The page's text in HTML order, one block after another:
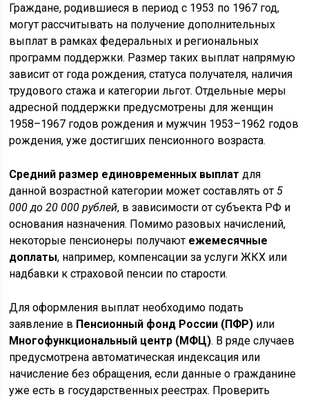
Граждане, родившиеся в период с 1953 по 1967 год,
могут рассчитывать на получение дополнительных
выплат в рамках федеральных и региональных
программ поддержки. Размер таких выплат напрямую
зависит от года рождения, статуса получателя, наличия
трудового стажа и категории льгот. Отдельные меры
адресной поддержки предусмотрены для женщин
1958–1967 годов рождения и мужчин 1953–1962 годов
рождения, уже достигших пенсионного возраста.
Средний размер единовременных выплат для
данной возрастной категории может составлять от 5
000 до 20 000 рублей, в зависимости от субъекта РФ и
основания назначения. Помимо разовых начислений,
некоторые пенсионеры получают ежемесячные
доплаты, например, компенсации за услуги ЖКХ или
надбавки к страховой пенсии по старости.
Для оформления выплат необходимо подать
заявление в Пенсионный фонд России (ПФР) или
Многофункциональный центр (МФЦ). В ряде случаев
предусмотрена автоматическая индексация или
начисление без обращения, если данные о гражданине
уже есть в государственных реестрах. Проверить